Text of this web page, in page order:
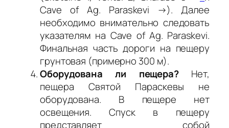
Cave of Ag. Paraskevi →). Далее
необходимо внимательно следовать
указателям на Cave of Ag. Paraskevi.
Финальная часть дороги на пещеру
грунтовая (примерно 300 м).
Оборудована ли пещера?Нет,
пещера Святой Параскевы не
оборудована. В пещере нет
освещения. Спуск в пещеру
представляет собой